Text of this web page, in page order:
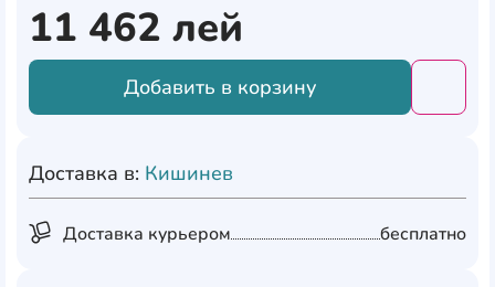
11 462 лей
Добавить в корзину
Доставка в: Кишинев
Доставка курьером бесплатно